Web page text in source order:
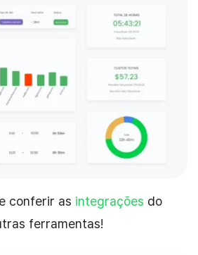
conferir as integrações do
ferramentas!